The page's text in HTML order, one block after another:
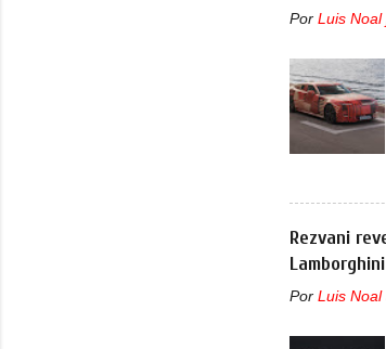
Por Luis Noal
Rezvani
Lamborghini
Por Luis Noal